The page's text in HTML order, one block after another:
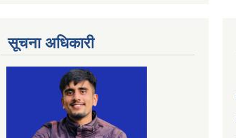
सूचना अधिकारी